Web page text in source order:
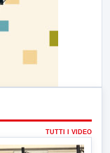
TUTTI I VIDEO